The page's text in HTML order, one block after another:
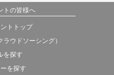
トの皆様へ
トトップ
ウドソーシング）
を探す
を探す